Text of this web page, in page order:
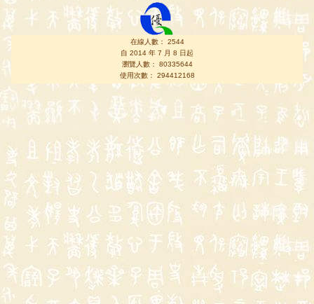
在線人數： 2544
自 2014 年 7 月 8 日起
瀏覽人數： 80335644
使用次數： 294412168